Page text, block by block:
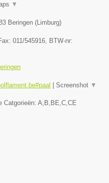
▼
Beringen (Limburg)
011/545916, BTW-nr:
Screenshot ▼
Catgorieën: A,B,BE,C,CE